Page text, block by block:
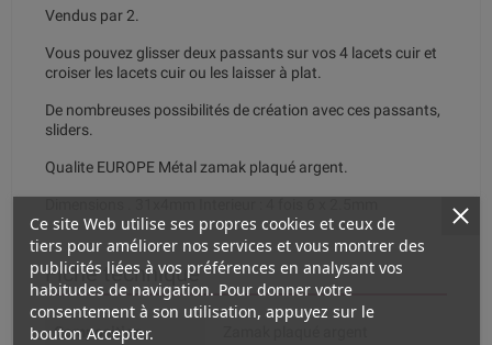
Vendus par 2.
Vous pouvez glisser deux passants sur vos 4 lacets cuir et
croiser les lacets cuir ou les laisser à plat.
De nombreuses possibilités de création avec ces passants,
sliders.
Qualite EUROPE Métal zamak plaqué argent.
Fiche technique
Composition
Ce site Web utilise ses propres cookies et ceux de
tiers pour améliorer nos services et vous montrer des
publicités liées à vos préférences en analysant vos
habitudes de navigation. Pour donner votre
consentement à son utilisation, appuyez sur le
bouton Accepter.